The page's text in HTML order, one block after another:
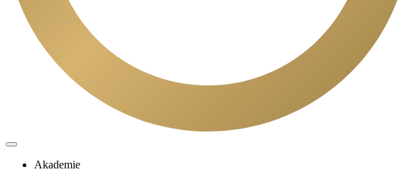
Akademie